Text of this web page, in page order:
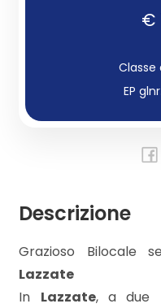
€
EP glnr
Descrizione
Grazioso Bilocale
Lazzate
In Lazzate, a due